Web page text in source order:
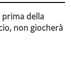
prima della
non giocherà